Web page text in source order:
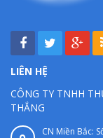
LIÊN HỆ
CÔNG TY TNHH
THẮNG
CN Miền Bắc: